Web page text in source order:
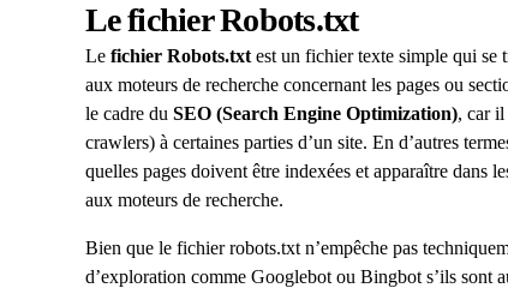
Le fichier Robots.txt
Le fichier Robots.txtest un fichier texte simple qui se
aux moteurs de recherche concernant les pages ou
le cadre du SEO (Search Engine Optimization), car il
crawlers) à certaines parties d’un site. En d’autres
quelles pages doivent être indexées et apparaître dans
aux moteurs de recherche.
Bien que le fichier robots.txt n’empêche pas
d’exploration comme Googlebot ou Bingbot s’ils sont